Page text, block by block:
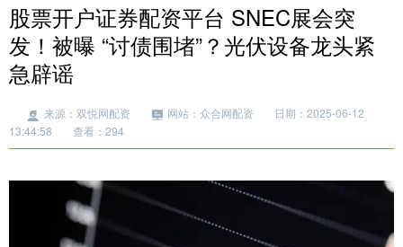
股票开户证券配资平台 SNEC展会突
发！被曝 “讨债围堵”？光伏设备龙头紧
急辟谣
来源：双悦网配资 网站：众合网配资
日期：2025-06-12
13:44:58
查看：294